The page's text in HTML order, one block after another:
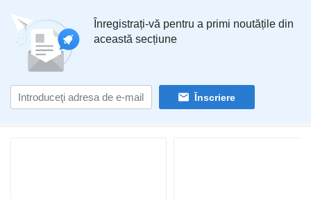
Înregistrați-vă pentru a primi noutățile din
această secțiune
Înscriere